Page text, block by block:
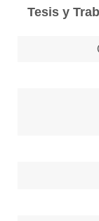
OTRAS
Tesis y